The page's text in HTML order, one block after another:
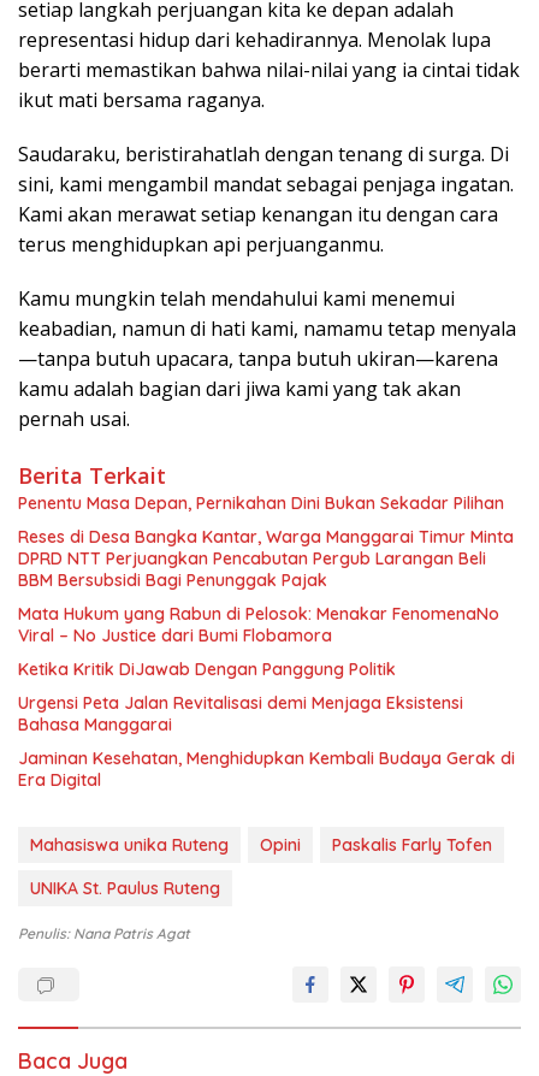
setiap langkah perjuangan kita ke depan adalah
representasi hidup dari kehadirannya. Menolak lupa
berarti memastikan bahwa nilai-nilai yang ia cintai tidak
ikut mati bersama raganya.
Saudaraku, beristirahatlah dengan tenang di surga. Di
sini, kami mengambil mandat sebagai penjaga ingatan.
Kami akan merawat setiap kenangan itu dengan cara
terus menghidupkan api perjuanganmu.
Kamu mungkin telah mendahului kami menemui
keabadian, namun di hati kami, namamu tetap menyala
—tanpa butuh upacara, tanpa butuh ukiran—karena
kamu adalah bagian dari jiwa kami yang tak akan
pernah usai.
Berita Terkait
Penentu Masa Depan, Pernikahan Dini Bukan Sekadar Pilihan
Reses di Desa Bangka Kantar, Warga Manggarai Timur Minta
DPRD NTT Perjuangkan Pencabutan Pergub Larangan Beli
BBM Bersubsidi Bagi Penunggak Pajak
Mata Hukum yang Rabun di Pelosok: Menakar FenomenaNo
Viral – No Justice dari Bumi Flobamora
Ketika Kritik DiJawab Dengan Panggung Politik
Urgensi Peta Jalan Revitalisasi demi Menjaga Eksistensi
Bahasa Manggarai
Jaminan Kesehatan, Menghidupkan Kembali Budaya Gerak di
Era Digital
Mahasiswa unika Ruteng Opini
Paskalis Farly Tofen
UNIKA St. Paulus Ruteng
Penulis: Nana Patris Agat
Baca Juga